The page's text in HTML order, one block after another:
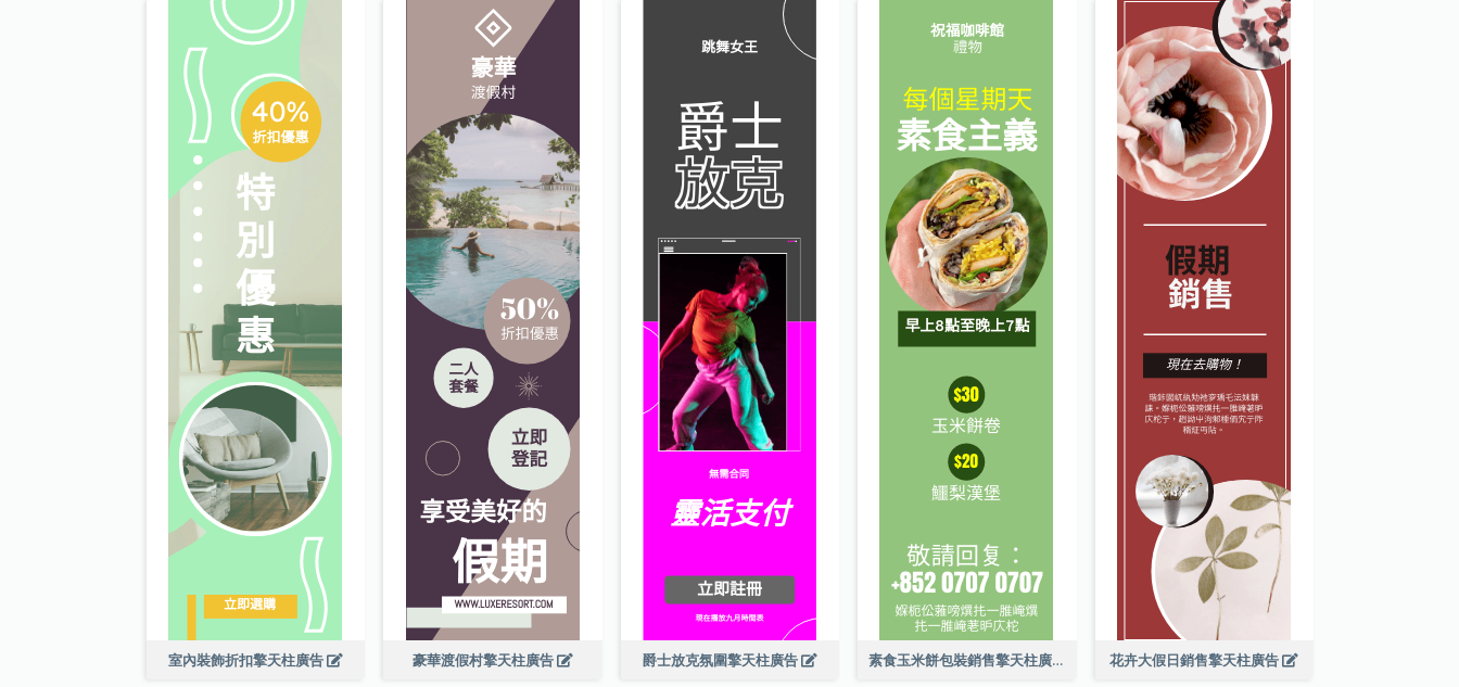
室內裝飾折扣擎天柱廣告 豪華渡假村擎天柱廣告 爵士放克氛圍擎天柱廣告 素食玉米餅包裝銷售擎天柱廣告 花卉大假日銷售擎天柱廣告